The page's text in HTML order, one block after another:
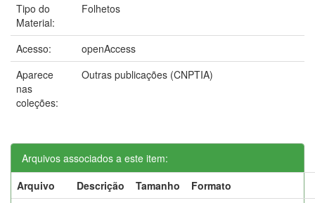
Tipo do
Material:
Folhetos
Acesso:
openAccess
Aparece
nas
coleções:
Outras publicações (CNPTIA)
Arquivos associados a este item:
Arquivo
Descrição Tamanho
Formato